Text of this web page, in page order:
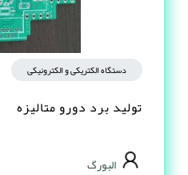
دستگاه الکتریکی و الکترونیکی
تولید برد دورو متالیزه
البورگ